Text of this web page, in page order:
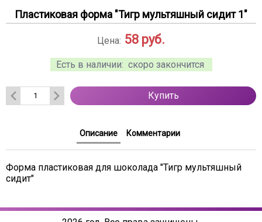
Пластиковая форма "Тигр мультяшный сидит 1"
Есть в наличии: скоро закончится
Цена: 58 руб.
Купить
Описание Комментарии
Форма пластиковая для шоколада "Тигр мультяшный
сидит"